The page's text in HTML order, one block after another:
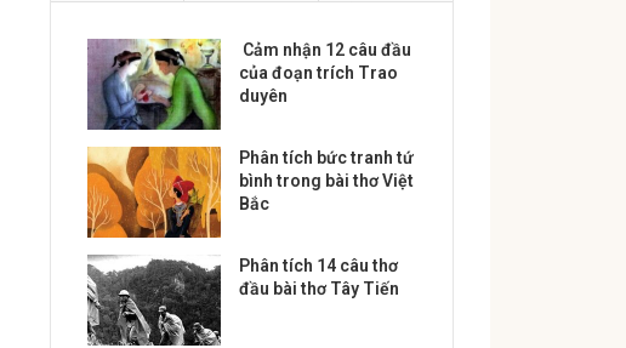
Cảm nhận 12 câu đầu
của đoạn trích Trao
duyên
Phân tích bức tranh tứ
bình trong bài thơ Việt
Bắc
Phân tích 14 câu thơ
đầu bài thơ Tây Tiến